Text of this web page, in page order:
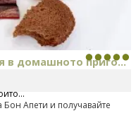
в домашното приго...
на изцяло нов
Апети и получавайте